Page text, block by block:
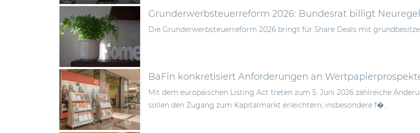
Grunderwerbsteuerreform 2026: Bundesrat billigt
Die Grunderwerbsteuerreform 2026 bringt für Share Deals mit
BaFin konkretisiert Anforderungen an
Mit dem europäischen Listing Act treten zum 5. Juni 2026 zahlreiche
sollen den Zugang zum Kapitalmarkt erleichtern, insbesondere f�...